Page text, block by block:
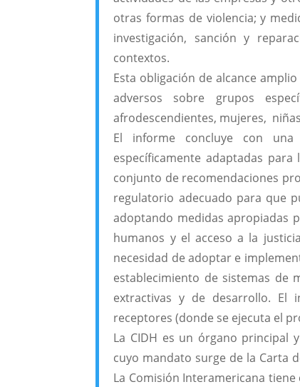
otras formas de violencia; y
investigación, sanción y
contextos.
Esta obligación de alcance
adversos sobre grupos
afrodescendientes, mujeres,
El informe concluye con una
específicamente adaptadas
conjunto de recomendaciones
regulatorio adecuado para que
adoptando medidas apropiadas
humanos y el acceso a la
necesidad de adoptar e
establecimiento de sistemas de
extractivas y de desarrollo. El
receptores (donde se ejecuta el
La CIDH es un órgano principal
cuyo mandato surge de la Carta
La Comisión Interamericana